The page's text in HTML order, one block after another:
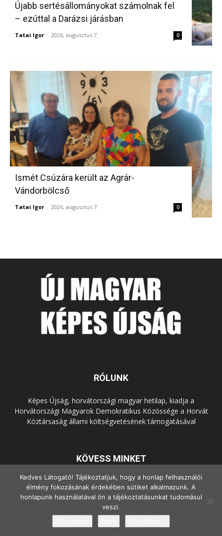
Újabb sertésállományokat számolnak fel
– ezúttal a Darázsi járásban
Tatai Igor - 2026, augusztus 7. 0
Ismét Csúzára került az Agrár-
Vándorbölcső
Tatai Igor - 2026, augusztus 7. 0
RÓLUNK
Képes Újság, horvátországi magyar hetilap, kiadja a
Horvátországi Magyarok Demokratikus Közössége a Horvát
Köztársaság állami költségvetésének támogatásával
KÖVESS MINKET
© Copyright - 2022 Minden jog fenntartva.
Kedves Látogató! Tájékoztatjuk, hogy a honlap felhasználói
élmény fokozásának érdekében sütiket alkalmazunk. A
honlapunk használatával ön a tájékoztatásunkat tudomásul
veszi.